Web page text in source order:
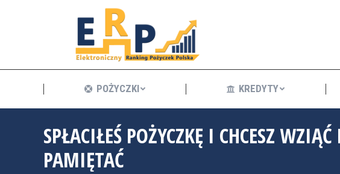
POŻYCZKI KREDYTY
SPŁACIŁEŚ POŻYCZKĘ I CHCESZ
PAMIĘTAĆ
POŻYCZKI